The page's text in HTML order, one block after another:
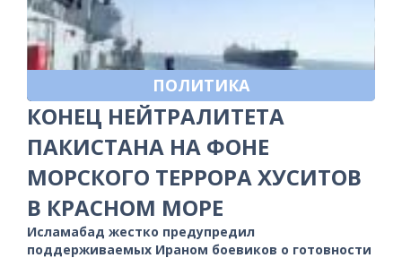
ПОЛИТИКА
КОНЕЦ НЕЙТРАЛИТЕТА
ПАКИСТАНА НА ФОНЕ
МОРСКОГО ТЕРРОРА ХУСИТОВ
В КРАСНОМ МОРЕ
Исламабад жестко предупредил
поддерживаемых Ираном боевиков о готовности